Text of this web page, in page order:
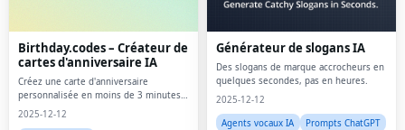
Birthday.codes – Créateur de
cartes d'anniversaire IA
Créez une carte d'anniversaire
personnalisée en moins de 3 minutes
avec l'IA.
2025-12-12
Générateur de slogans IA
Des slogans de marque accrocheurs en
quelques secondes, pas en heures.
2025-12-12
Agents vocaux IA
Prompts ChatGPT